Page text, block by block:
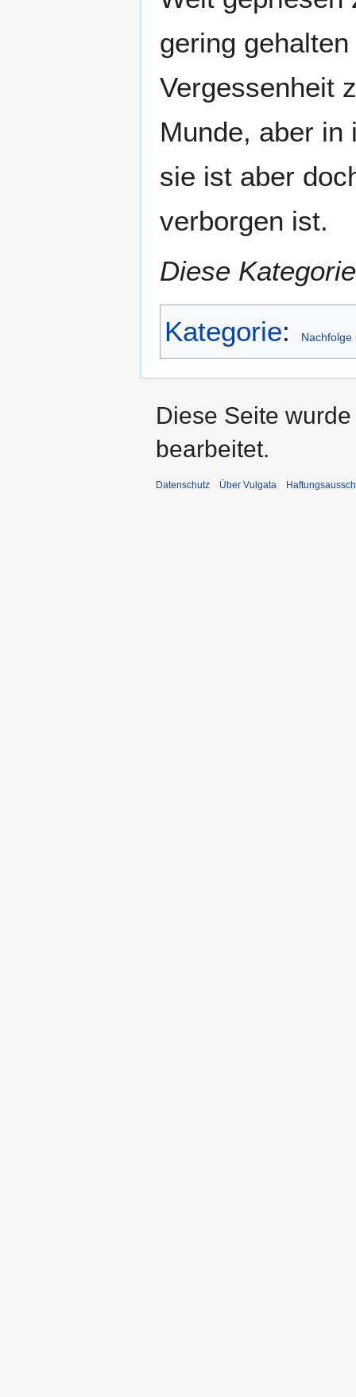
gering
Vergessenheit
Munde, aber in
sie ist aber
verborgen ist.
Diese
Kategorie: Nachfolge
Diese Seite
bearbeitet.
Datenschutz Über Vulgata